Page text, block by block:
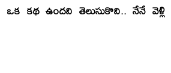
కథ ఉందని తెలుసుకొని.. నేనే వెళ్లి